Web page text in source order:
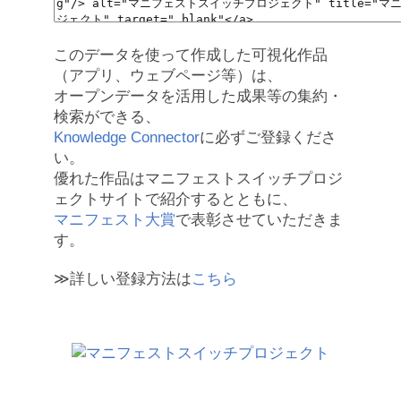
このデータを使って作成した可視化作品
（アプリ、ウェブページ等）は、
オープンデータを活用した成果等の集約・
検索ができる、
Knowledge Connectorに必ずご登録くださ
い。
優れた作品はマニフェストスイッチプロジ
ェクトサイトで紹介するとともに、
マニフェスト大賞で表彰させていただきま
す。
≫詳しい登録方法はこちら